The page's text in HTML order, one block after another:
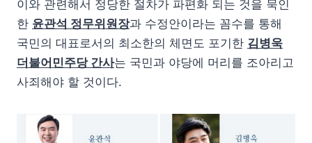
이와 관련해서 정당한 절차가 파편화 되는 것을 묵인
한 윤관석 정무위원장과 수정안이라는 꼼수를 통해
국민의 대표로서의 최소한의 체면도 포기한 김병욱
더불어민주당 간사는 국민과 야당에 머리를 조아리고
사죄해야 할 것이다.